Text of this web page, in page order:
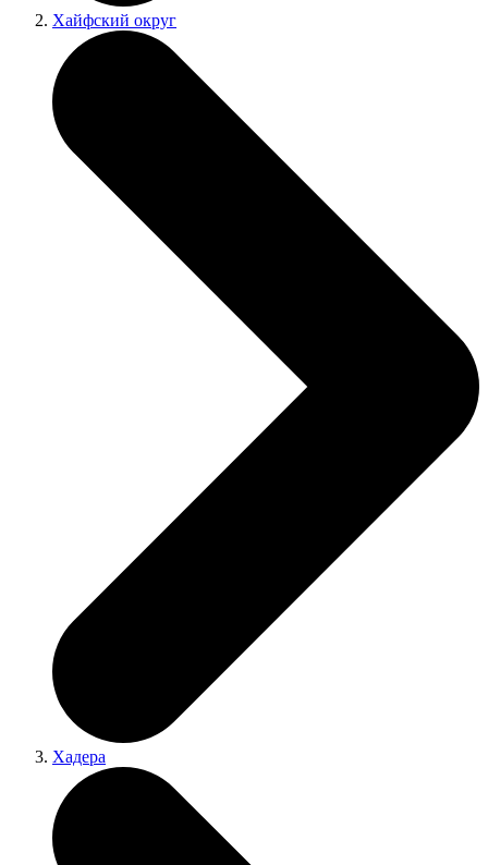
Хайфский округ
Хадера